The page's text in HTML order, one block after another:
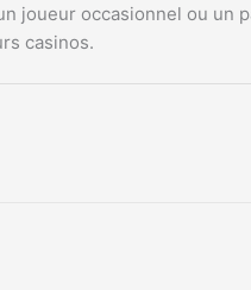
joueur occasionnel ou un
casinos.